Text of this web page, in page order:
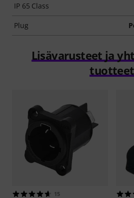
IP 65 Class
Plug
Lisävarusteet ja
tuotteet
15